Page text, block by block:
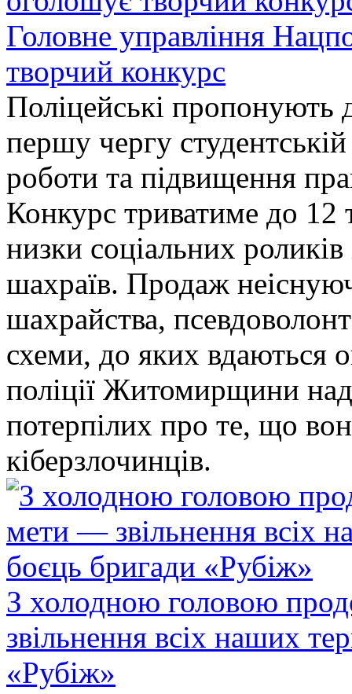
Головне управління
творчий конкурс
Поліцейські пропонують
першу чергу
роботи та підвищення
Конкурс триватиме до 12
низки соціальних
шахраїв. Продаж
шахрайства,
схеми, до яких
поліції Житомирщини
потерпілих про те, що
кіберзлочинців.
З холодною головою
звільнення всіх наших
«Рубіж»